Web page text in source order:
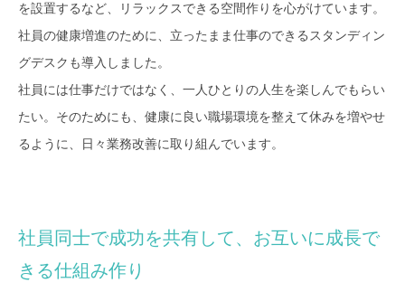
を設置するなど、リラックスできる空間作りを心がけています。
社員の健康増進のために、立ったまま仕事のできるスタンディン
グデスクも導入しました。
社員には仕事だけではなく、一人ひとりの人生を楽しんでもらい
たい。そのためにも、健康に良い職場環境を整えて休みを増やせ
るように、日々業務改善に取り組んでいます。
社員同士で成功を共有して、お互いに成長で
きる仕組み作り